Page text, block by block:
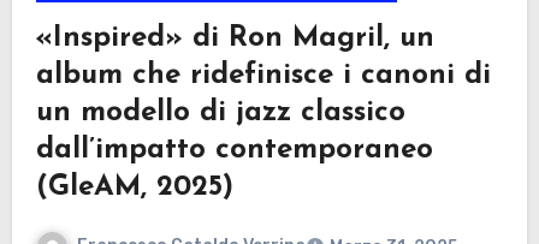
«Inspired» di Ron Magril, un
album che ridefinisce i canoni di
un modello di jazz classico
dall’impatto contemporaneo
(GleAM, 2025)